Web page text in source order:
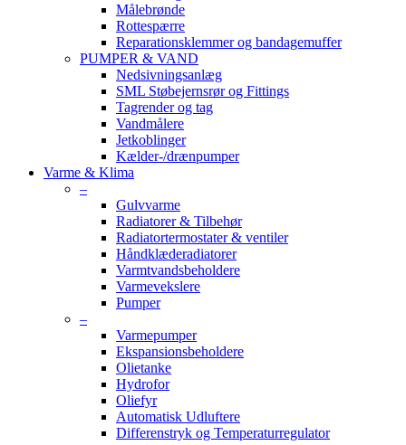
Målebrønde
Rottespærre
Reparationsklemmer og bandagemuffer
PUMPER & VAND
Nedsivningsanlæg
SML Støbejernsrør og Fittings
Tagrender og tag
Vandmålere
Jetkoblinger
Kælder-/drænpumper
Varme & Klima
–
Gulvvarme
Radiatorer & Tilbehør
Radiatortermostater & ventiler
Håndklæderadiatorer
Varmtvandsbeholdere
Varmevekslere
Pumper
–
Varmepumper
Ekspansionsbeholdere
Olietanke
Hydrofor
Oliefyr
Automatisk Udluftere
Differenstryk og Temperaturregulator